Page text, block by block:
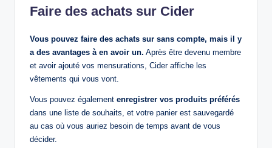
Faire des achats sur Cider
Vous pouvez faire des achats sur sans compte, mais il y
a des avantages à en avoir un. Après être devenu membre
et avoir ajouté vos mensurations, Cider affiche les
vêtements qui vous vont.
Vous pouvez également enregistrer vos produits préférés
dans une liste de souhaits, et votre panier est sauvegardé
au cas où vous auriez besoin de temps avant de vous
décider.